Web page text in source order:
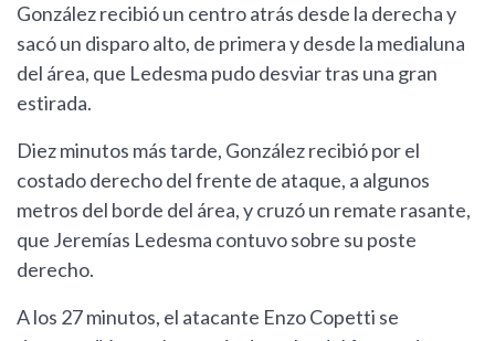
González recibió un centro atrás desde la derecha y
sacó un disparo alto, de primera y desde la medialuna
del área, que Ledesma pudo desviar tras una gran
estirada.
Diez minutos más tarde, González recibió por el
costado derecho del frente de ataque, a algunos
metros del borde del área, y cruzó un remate rasante,
que Jeremías Ledesma contuvo sobre su poste
derecho.
A los 27 minutos, el atacante Enzo Copetti se